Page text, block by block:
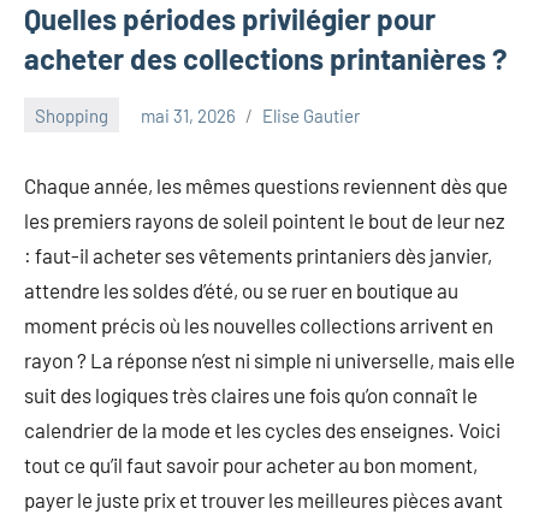
innovants,
à
l'entrepreneuriat,
au
recyclage
dans
aux
événements
clés.
Rejoignez-
pour
des
Quelles périodes privilégier pour
acheter des collections printanières ?
Shopping mai 31, 2026 Elise Gautier
Chaque année, les mêmes questions reviennent dès que
les premiers rayons de soleil pointent le bout de leur nez
: faut-il acheter ses vêtements printaniers dès janvier,
attendre les soldes d’été, ou se ruer en boutique au
moment précis où les nouvelles collections arrivent en
rayon ? La réponse n’est ni simple ni universelle, mais elle
suit des logiques très claires une fois qu’on connaît le
calendrier de la mode et les cycles des enseignes. Voici
tout ce qu’il faut savoir pour acheter au bon moment,
payer le juste prix et trouver les meilleures pièces avant